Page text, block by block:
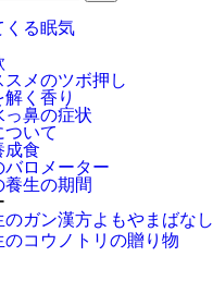
くる眠気
メのツボ押し
く香り
っ鼻の症状
ついて
成食
ロメーター
生の期間
のガン漢方よもやまばなし
のコウノトリの贈り物